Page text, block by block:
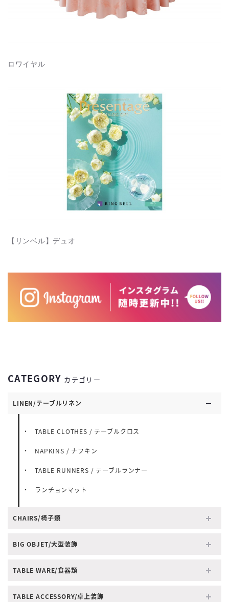
CATEGORY カテゴリー
LINEN/テーブルリネン
TABLE CLOTHES / テーブルクロス
NAPKINS / ナフキン
TABLE RUNNERS / テーブルランナー
ランチョンマット
CHAIRS/椅子類
BIG OBJET/大型装飾
TABLE WARE/食器類
TABLE ACCESSORY/卓上装飾
ロワイヤル
【リンベル】デュオ